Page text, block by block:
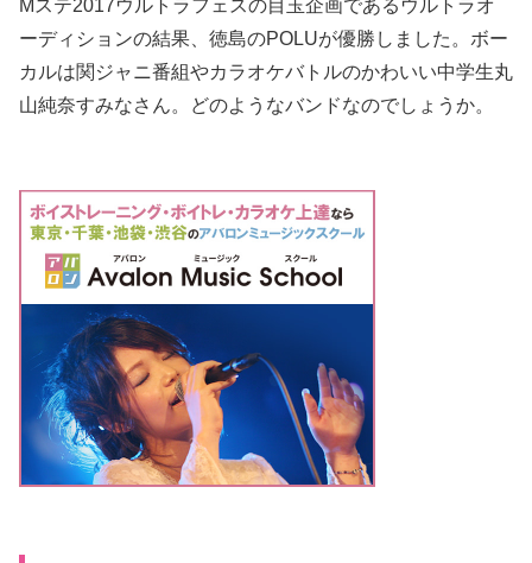
Mステ2017ウルトラフェスの目玉企画であるウルトラオ
ーディションの結果、徳島のPOLUが優勝しました。ボー
カルは関ジャニ番組やカラオケバトルのかわいい中学生丸
山純奈すみなさん。どのようなバンドなのでしょうか。